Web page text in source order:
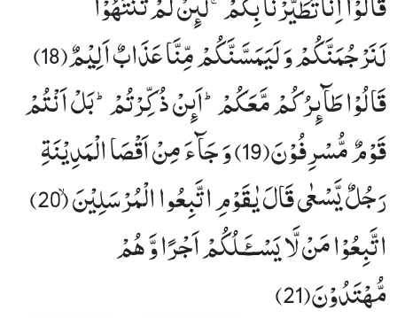
لَنَرْجُمَنَّكُمْ وَ لَیَمَسَّنَّكُمْ مِّنَّا عَذَابٌ اَلِیْمٌ(18)
قَالُوْا طَآىٕرُكُمْ مَّعَكُمْؕ-اَىٕنْ ذُكِّرْتُمْؕ-بَلْ اَنْتُمْ
قَوْمٌ مُّسْرِفُوْنَ(19) وَ جَآءَ مِنْ اَقْصَا الْمَدِیْنَةِ
رَجُلٌ یَّسْعٰى قَالَ یٰقَوْمِ اتَّبِعُوا الْمُرْسَلِیْنَۙ (20)
اتَّبِعُوْا مَنْ لَّا یَسْــٴَـلُكُمْ اَجْرًا وَّ هُمْ
مُّهْتَدُوْنَ(21)